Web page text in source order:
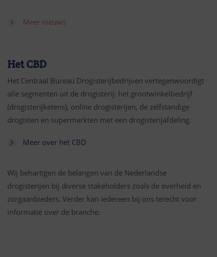
Meer nieuws
Het CBD
Het Centraal Bureau Drogisterijbedrijven vertegenwoordigt
alle segmenten uit de drogisterij: het grootwinkelbedrijf
(drogisterijketens), online drogisterijen, de zelfstandige
drogisten en supermarkten met een drogisterijafdeling.
Meer over het CBD
Wij behartigen de belangen van de Nederlandse
drogisterijen bij diverse stakeholders zoals de overheid en
zorgaanbieders. Verder kan iedereen bij ons terecht voor
informatie over de branche.